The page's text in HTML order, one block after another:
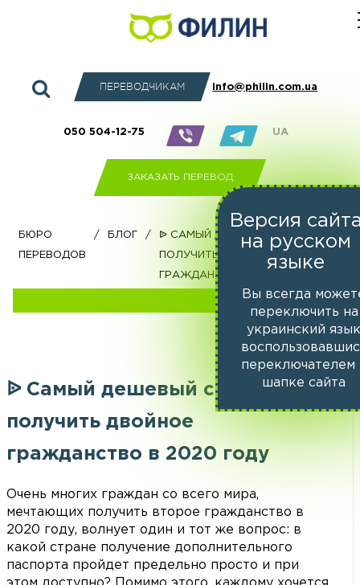
ПЕРЕВОДЧИКАМ info@philin.com.ua
050 504-12-75 UA
ЗАКАЗАТЬ ПЕРЕВОД
бюро
переводов
/ Блог /
ᐉ Самый дешевый способ
получить двойное
гражданство в 2020 году
ᐉ Самый дешевый способ
получить двойное
гражданство в 2020 году
Очень многих граждан со всего мира,
мечтающих получить второе гражданство в
2020 году, волнует один и тот же вопрос: в
какой стране получение дополнительного
паспорта пройдет предельно просто и при
Версия
на русском
языке
Вы всегда
переключить на
украинский язык
переключателем
шапке сайта